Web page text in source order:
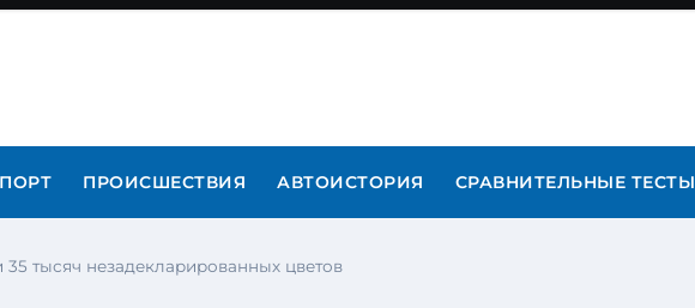
ПРОИСШЕСТВИЯ АВТОИСТОРИЯ СРАВНИТЕЛЬНЫЕ ТЕСТЫ
тысяч незадекларированных цветов